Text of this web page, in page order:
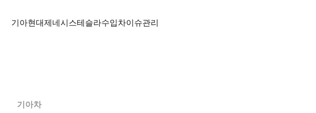
기아현대제네시스테슬라수입차이슈관리
기아차